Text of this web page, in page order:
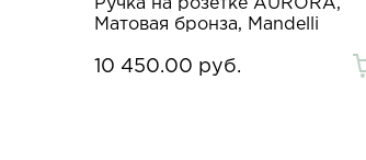
Ручка на розетке AURORA,
Матовая бронза, Mandelli
10 450.00 руб.